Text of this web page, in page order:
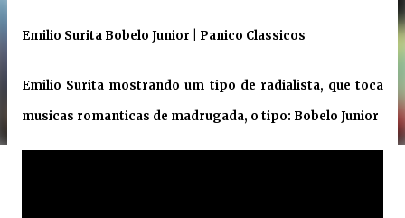
Emilio Surita Bobelo Junior | Panico Classicos
Emilio Surita mostrando um tipo de radialista, que toca
musicas romanticas de madrugada, o tipo: Bobelo Junior